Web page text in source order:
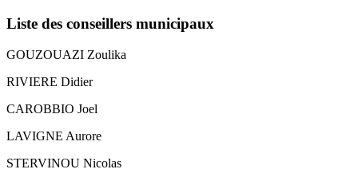
Liste des conseillers municipaux
GOUZOUAZI Zoulika
RIVIERE Didier
CAROBBIO Joel
LAVIGNE Aurore
STERVINOU Nicolas